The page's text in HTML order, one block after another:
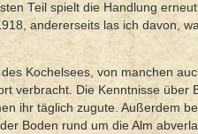
Teil spielt die Handlung
andererseits las ich davon,
Kochelsees, von manchen
verbracht. Die Kenntnisse über
ihr täglich zugute. Außerdem
Boden rund um die Alm